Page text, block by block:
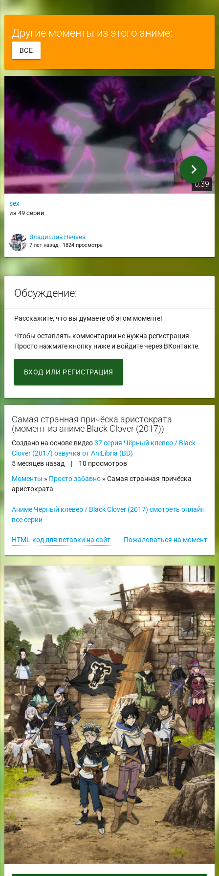
Другие моменты из этого аниме:
ВСЕ
0:39
sex
из 49 серии
Владислав Нечаев
7 лет назад 1824 просмотра
chevron_right
Обсуждение:
Расскажите, что вы думаете об этом моменте!
Чтобы оставлять комментарии не нужна регистрация.
Просто нажмите кнопку ниже и войдите через ВКонтакте.
ВХОД ИЛИ РЕГИСТРАЦИЯ
Самая странная причёска аристократа
(момент из аниме Black Clover (2017))
Создано на основе видео37 серия Чёрный клевер / Black
Clover (2017) озвучка от AniLibria (BD)
5 месяцев назад
|
10 просмотров
Моменты » Просто забавно» Самая странная причёска
аристократа
Аниме Чёрный клевер / Black Clover (2017) смотреть онлайн
все серии
Пожаловаться на момент
HTML-код для вставки на сайт